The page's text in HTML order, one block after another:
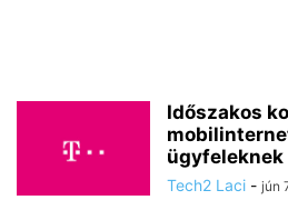
Időszakos
ügyfeleknek
Tech2 Laci - jún